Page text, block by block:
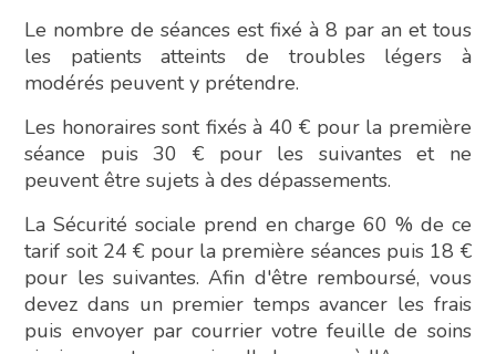
Le nombre de séances est fixé à 8 par an et tous
les patients atteints de troubles légers à
modérés peuvent y prétendre.
Les honoraires sont fixés à 40 € pour la première
séance puis 30 € pour les suivantes et ne
peuvent être sujets à des dépassements.
La Sécurité sociale prend en charge 60 % de ce
tarif soit 24 € pour la première séances puis 18 €
pour les suivantes. Afin d'être remboursé, vous
devez dans un premier temps avancer les frais
puis envoyer par courrier votre feuille de soins